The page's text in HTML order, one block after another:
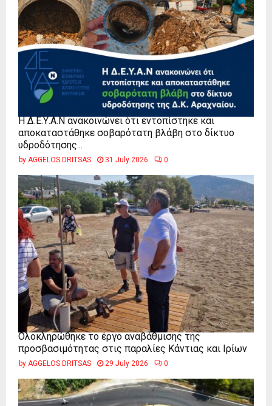
Η Δ.Ε.Υ.Α.Ν ανακοινώνει ότι εντοπίστηκε και
αποκαταστάθηκε σοβαρότατη βλάβη στο δίκτυο
υδροδότησης...
by AGGELOS DRITSAS 31 July 2026 0
Ολοκληρώθηκε το έργο αναβάθμισης της
προσβασιμότητας στις παραλίες Κάντιας και Ιρίων
by AGGELOS DRITSAS 29 July 2026 0